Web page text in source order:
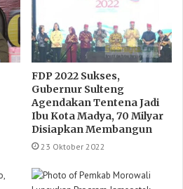
FDP 2022 Sukses,
Gubernur Sulteng
Agendakan Tentena Jadi
Ibu Kota Madya, 70 Milyar
Disiapkan Membangun
23 Oktober 2022